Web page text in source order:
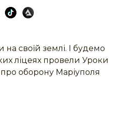
на своїй землі. І будемо
ліцеях провели Уроки
про оборону Маріуполя